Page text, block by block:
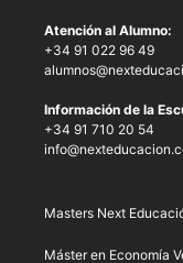
Atención al Alumno:
+34 91 022 96 49
Información de la
+34 91 710 20 54
Masters Next
Máster en Economía